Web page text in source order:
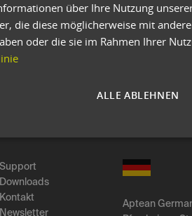
Java-
skalierbar und lässt
mit über
alle Schichten auf
Support
Downloads
Kontakt
Newsletter
Aptean
über Ihre Nutzung
die diese möglicherweise mit
oder die sie im Rahmen Ihrer
ALLE ABLEHNEN